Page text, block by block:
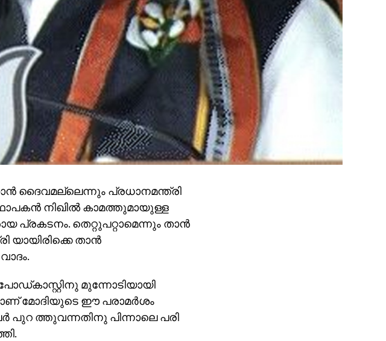
ദൈവമല്ലെന്നും പ്രധാനമന്ത്രി
നിഖില്‍ കാമത്തുമായുള്ള
തെറ്റുപറ്റാമെന്നും താന്‍
താന്‍
മുന്നോടിയായി
മോദിയുടെ ഈ പരാമര്‍ശം
പുറ ത്തുവന്നതിനു പിന്നാലെ പരി